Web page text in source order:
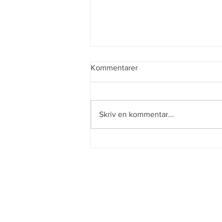
Enkel semester
Kommentarer
Skriv en kommentar...